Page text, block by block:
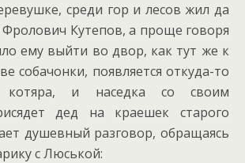
среди гор и лесов жил да
Кутепов, а проще говоря
ему выйти во двор, как тут же к
собачонки, появляется откуда-то
котяра, и наседка со своим
дед на краешек старого
душевный разговор, обращаясь
с Люськой: